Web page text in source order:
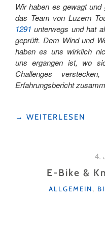
Wir haben es gewagt
das Team von Luzern
1291unterwegs und hat
geprüft. Dem Wind und
haben es uns wirklich
uns ergangen ist, wo
Challenges
Erfahrungsbericht
"ROUTE
→ WEITERLESEN
4.
E-Bike &
KATEGORIEN
ALLGEMEIN,